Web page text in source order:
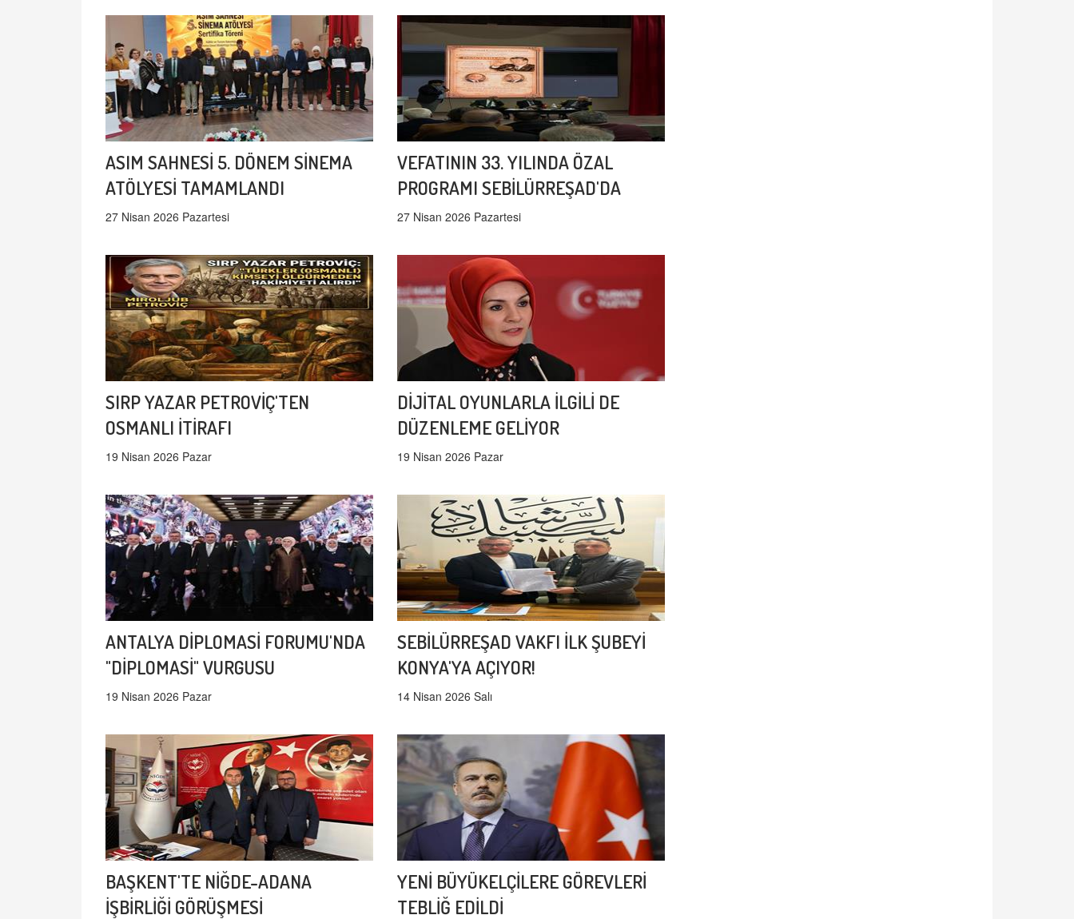
ASIM SAHNESİ 5. DÖNEM SİNEMA
ATÖLYESİ TAMAMLANDI
27 Nisan 2026 Pazartesi
VEFATININ 33. YILINDA ÖZAL
PROGRAMI SEBİLÜRREŞAD'DA
27 Nisan 2026 Pazartesi
SIRP YAZAR PETROVİÇ'TEN
OSMANLI İTİRAFI
19 Nisan 2026 Pazar
DİJİTAL OYUNLARLA İLGİLİ DE
DÜZENLEME GELİYOR
19 Nisan 2026 Pazar
ANTALYA DİPLOMASİ FORUMU'NDA
"DİPLOMASİ" VURGUSU
19 Nisan 2026 Pazar
SEBİLÜRREŞAD VAKFI İLK ŞUBEYİ
KONYA'YA AÇIYOR!
14 Nisan 2026 Salı
BAŞKENT'TE NİĞDE-ADANA
İŞBİRLİĞİ GÖRÜŞMESİ
YENİ BÜYÜKELÇİLERE GÖREVLERİ
TEBLİĞ EDİLDİ